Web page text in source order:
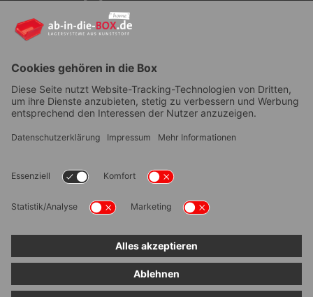
YouTube
Bestellvorgang|Impressum|Information zur
Barrierefreiheit